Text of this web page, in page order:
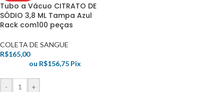
Tubo a Vácuo CITRATO DE
SÓDIO 3,8 ML Tampa Azul
Rack com100 peças
COLETA DE SANGUE
R$165,00
ou R$156,75 Pix
- +